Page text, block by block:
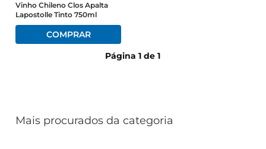
Vinho Chileno Clos Apalta
Lapostolle Tinto 750ml
Página1 de 1
Mais procurados da categoria